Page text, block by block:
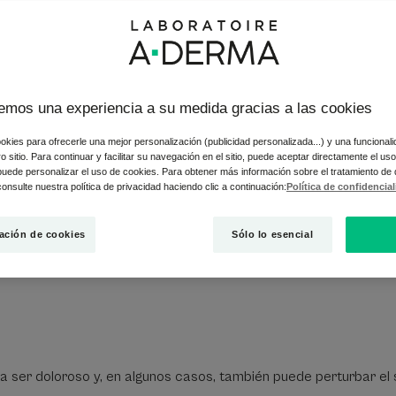
alguna parte del rostro? ¿El contorno de los ojos, la parte
mucho a un "eczema del rostro". Empecemos explicando lo
afectar tanto a niños como a adultos. Concretamente, se
está muy seca y se cubre de manchas rojas, vesículas, a
de rascarse hasta el punto de crear una sensación de
tiene consecuencias graves que pongan en peligro la vida,
ser doloroso y, en algunos casos, también puede perturbar el
una experiencia a su medida gracias a las cookies
para ofrecerle una mejor personalización (publicidad personalizada...) y una
sitio. Para continuar y facilitar su navegación en el sitio, puede aceptar directamente el
personalizar el uso de cookies. Para obtener más información sobre el tratamiento de
nuestra política de privacidad haciendo clic a continuación: Política de
de cookies Sólo lo esencial